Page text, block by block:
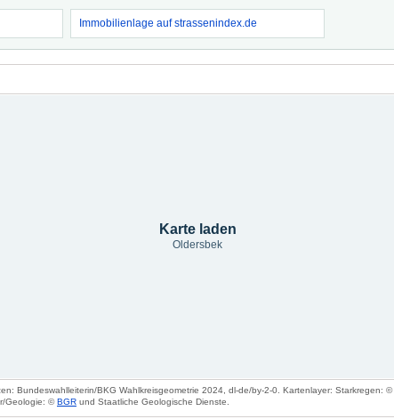
Immobilienlage auf strassenindex.de
Karte laden
Oldersbek
Bundeswahlleiterin/BKG Wahlkreisgeometrie 2024, dl-de/by-2-0. Kartenlayer: Starkregen: ©
Geologie: ©BGR und Staatliche Geologische Dienste.